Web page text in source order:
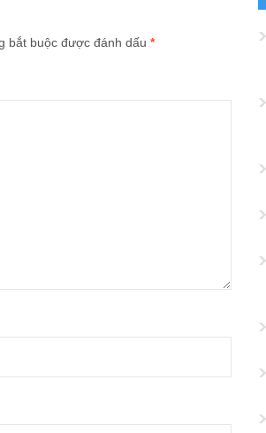
bắt buộc được đánh dấu *